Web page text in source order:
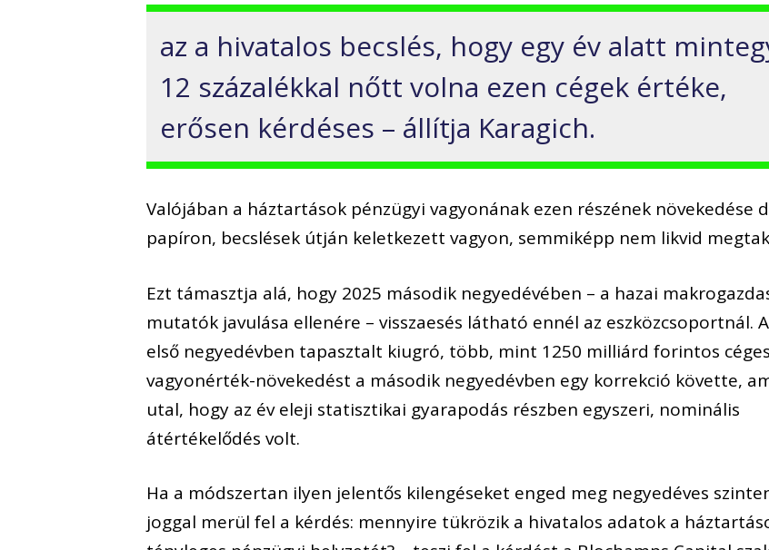
az a hivatalos becslés, hogy egy év alatt
12 százalékkal nőtt volna ezen cégek értéke,
erősen kérdéses – állítja Karagich.
Valójában a háztartások pénzügyi vagyonának ezen részének növekedése
papíron, becslések útján keletkezett vagyon, semmiképp nem likvid
Ezt támasztja alá, hogy 2025 második negyedévében – a hazai
mutatók javulása ellenére – visszaesés látható ennél az eszközcsoportnál.
első negyedévben tapasztalt kiugró, több, mint 1250 milliárd forintos céges
vagyonérték-növekedést a második negyedévben egy korrekció követte,
utal, hogy az év eleji statisztikai gyarapodás részben egyszeri, nominális
átértékelődés volt.
Ha a módszertan ilyen jelentős kilengéseket enged meg negyedéves
joggal merül fel a kérdés: mennyire tükrözik a hivatalos adatok a